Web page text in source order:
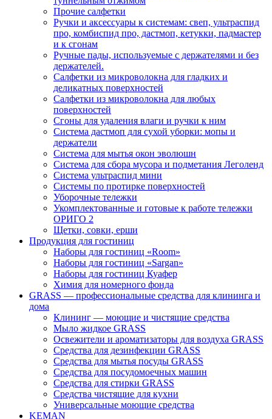
Прочие салфетки
Ручки и аксессуары к системам: свеп, ультраспид
про, комбиспид про, дастмоп, кетукки, падмастер
и к сгонам
Ручные пады, используемые с держателями и без
держателей.
Салфетки из микроволокна для гладких и
деликатных поверхностей
Салфетки из микроволокна для любых
поверхностей
Сгоны для удаления влаги и ручки к ним
Система дастмоп для сухой уборки: мопы и
держатели
Система для мытья окон эволюшн
Система для сбора мусора и подметания Леголенд
Система ультраспид мини
Системы по протирке поверхностей
Уборочные тележки
Укомплектованные и готовые к работе тележки
ОРИГО 2
Щетки, совки, ерши
Продукция для гостиниц
Наборы для гостиниц «Room»
Наборы для гостиниц «Sargan»
Наборы для гостиниц Куафер
Химия для номерного фонда
GRASS — профессиональные средства для клининга и
дома
Клининг — моющие и чистящие средства
Мыло жидкое GRASS
Освежители и ароматизаторы для воздуха GRASS
Средства для дезинфекции GRASS
Средства для мытья посуды GRASS
Средства для посудомоечных машин
Средства для стирки GRASS
Средства чистящие для кухни
Универсальные моющие средства
KEMAN